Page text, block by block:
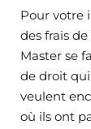
Pour votre
des frais
Master se
de droit
veulent
où ils ont